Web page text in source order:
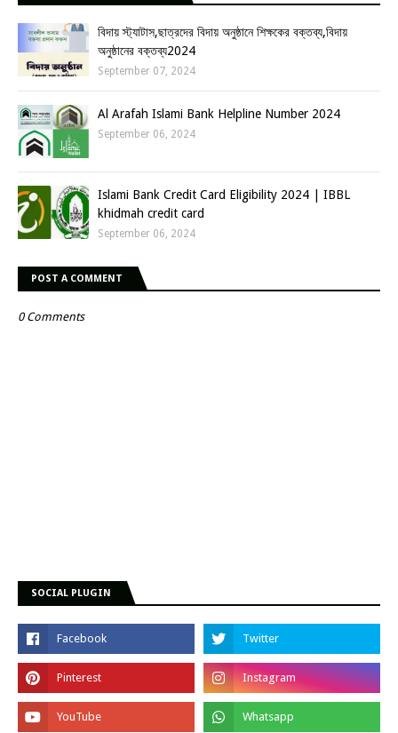
বিদায় স্ট্যাটাস,ছাত্রদের বিদায় অনুষ্ঠানে শিক্ষকের বক্তব্য,বিদায়
অনুষ্ঠানের বক্তব্য2024
September 07, 2024
Al Arafah Islami Bank Helpline Number 2024
September 06, 2024
Islami Bank Credit Card Eligibility 2024 | IBBL
khidmah credit card
September 06, 2024
POST A COMMENT
0 Comments
SOCIAL PLUGIN